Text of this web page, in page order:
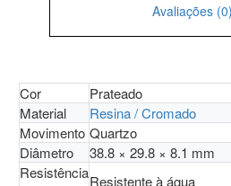
Avaliações (0)
Cor
Prateado
Material
Resina / Cromado
Movimento Quartzo
Diâmetro
38.8 × 29.8 × 8.1 mm
ResistênciaResistente à água